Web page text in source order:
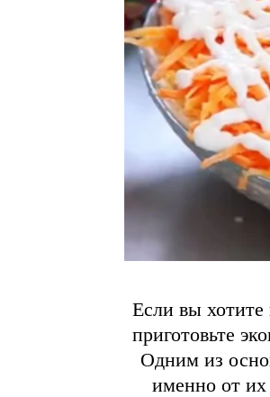
Если вы хотите
приготовьте
Одним из
именно от их